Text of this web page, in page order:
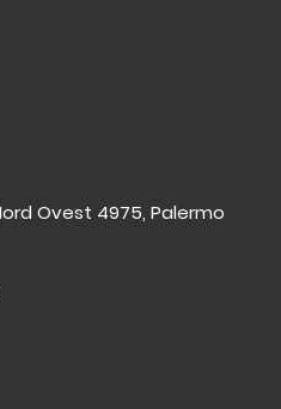
Ovest 4975, Palermo